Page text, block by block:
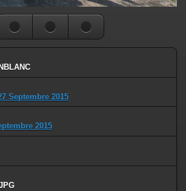
Septembre 2015
2015